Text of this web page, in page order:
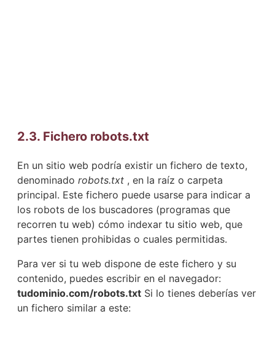
2.3. Fichero robots.txt
En un sitio web podría existir un fichero de texto,
denominado robots.txt , en la raíz o carpeta
principal. Este fichero puede usarse para indicar a
los robots de los buscadores (programas que
recorren tu web) cómo indexar tu sitio web, que
partes tienen prohibidas o cuales permitidas.
Para ver si tu web dispone de este fichero y su
contenido, puedes escribir en el navegador:
tudominio.com/robots.txt Si lo tienes deberías ver
un fichero similar a este: